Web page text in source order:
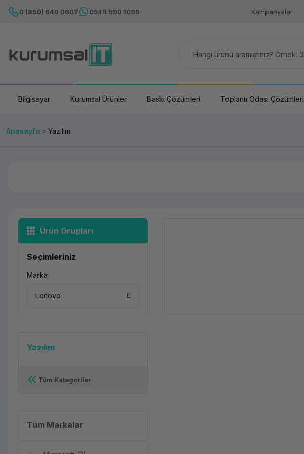
0 (850) 640 0607 0549 590 1095 Kampanyalar
Bilgisayar Kurumsal Ürünler Baskı Çözümleri Toplantı Odası Çözümleri
Anasayfa Yazılım
Ürün Grupları
Seçimleriniz
Marka
Lenovo
Yazılım
Tüm Kategoriler
Tüm Markalar